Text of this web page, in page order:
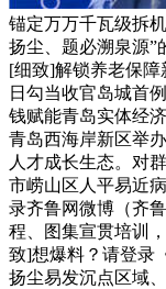
锚定万万千瓦级拆
扬尘、题必溯泉源”
[细致]解锁养老保障
日勾当收官岛城首
钱赋能青岛实体经
青岛西海岸新区举
人才成长生态。对
市崂山区人平易近
录齐鲁网微博（齐
程、图集宣贯培训
致]想爆料？请登录
扬尘易发沉点区域